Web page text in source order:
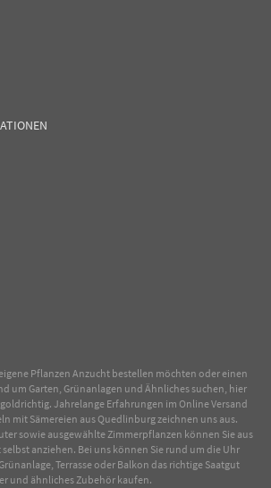
Pflanzen Anzucht bestellen möchten oder einen
um Garten, Grünanlagen und Ähnliches suchen, hier
Jahrelange Erfahrungen im OnlineVersand
mit Sämereien aus Quedlinburg zeichnen uns aus.
sowie ausgewählteZimmerpflanzen können Sie aus
anziehen. Bei uns können Sie rund um die Uhr
Terrasse oder Balkon das richtige Saatgut
und ähnliches Zubehör kaufen.